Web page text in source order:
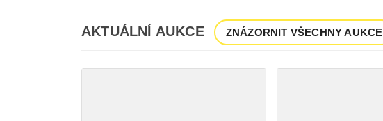
AKTUÁLNÍ AUKCE ZNÁZORNIT VŠECHNY AUKCE